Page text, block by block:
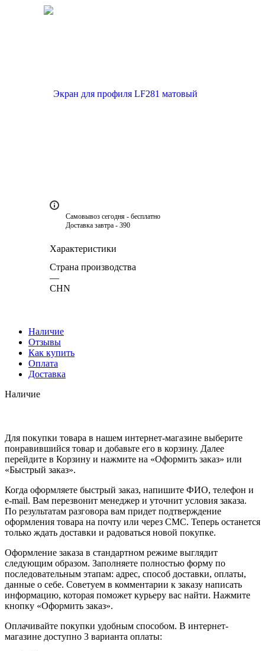
Самовывоз сегодня - бесплатно
Доставка завтра - 390
Характеристики
Страна производства
—
CHN
Наличие
Отзывы
Как купить
Оплата
Доставка
Наличие
Для покупки товара в нашем интернет-магазине выберите
понравившийся товар и добавьте его в корзину. Далее
перейдите в Корзину и нажмите на «Оформить заказ» или
«Быстрый заказ».
Когда оформляете быстрый заказ, напишите ФИО, телефон и
e-mail. Вам перезвонит менеджер и уточнит условия заказа.
По результатам разговора вам придет подтверждение
оформления товара на почту или через СМС. Теперь останется
только ждать доставки и радоваться новой покупке.
Оформление заказа в стандартном режиме выглядит
следующим образом. Заполняете полностью форму по
последовательным этапам: адрес, способ доставки, оплаты,
данные о себе. Советуем в комментарии к заказу написать
информацию, которая поможет курьеру вас найти. Нажмите
кнопку «Оформить заказ».
Оплачивайте покупки удобным способом. В интернет-
магазине доступно 3 варианта оплаты: